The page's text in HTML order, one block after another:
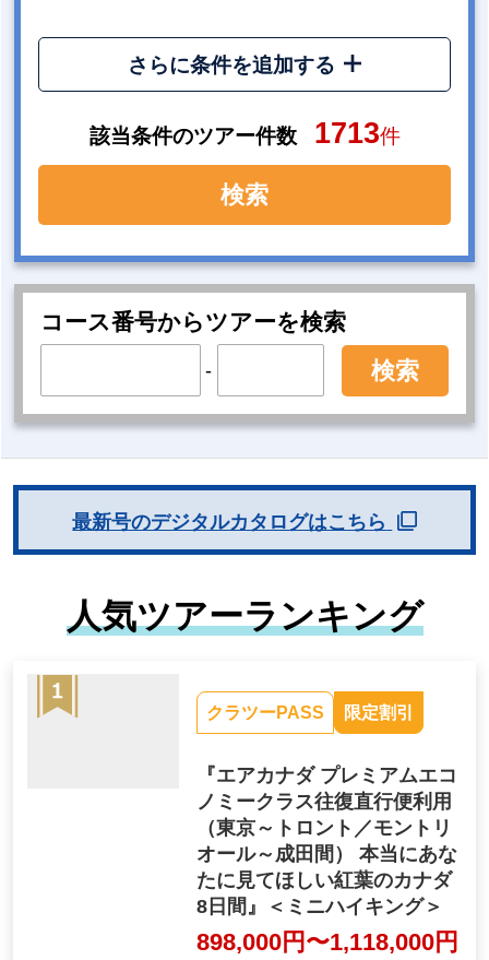
さらに条件を追加する
該当条件のツアー件数 1713件
検索
コース番号からツアーを検索
- 検索
最新号のデジタルカタログはこちら
人気ツアーランキング
クラツーPASS 限定割引
『エアカナダ プレミアムエコ
ノミークラス往復直行便利用
（東京～トロント／モントリ
オール～成田間） 本当にあな
たに見てほしい紅葉のカナダ
8日間』＜ミニハイキング＞
898,000円〜1,118,000円